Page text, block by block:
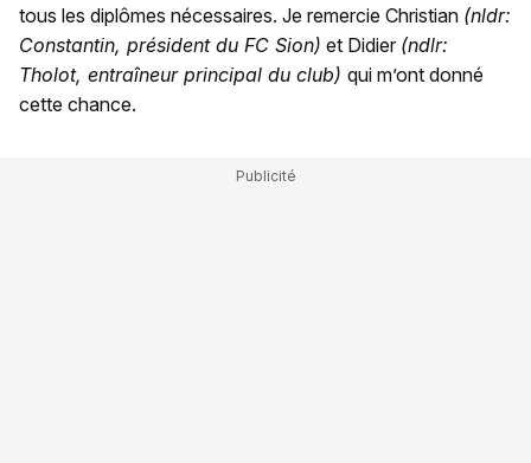
tous les diplômes nécessaires. Je remercie Christian (nldr:
Constantin, président du FC Sion) et Didier (ndlr:
Tholot, entraîneur principal du club) qui m’ont donné
cette chance.